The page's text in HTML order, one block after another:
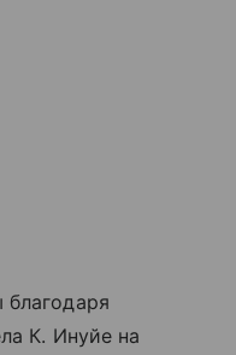
К. Инуйе на